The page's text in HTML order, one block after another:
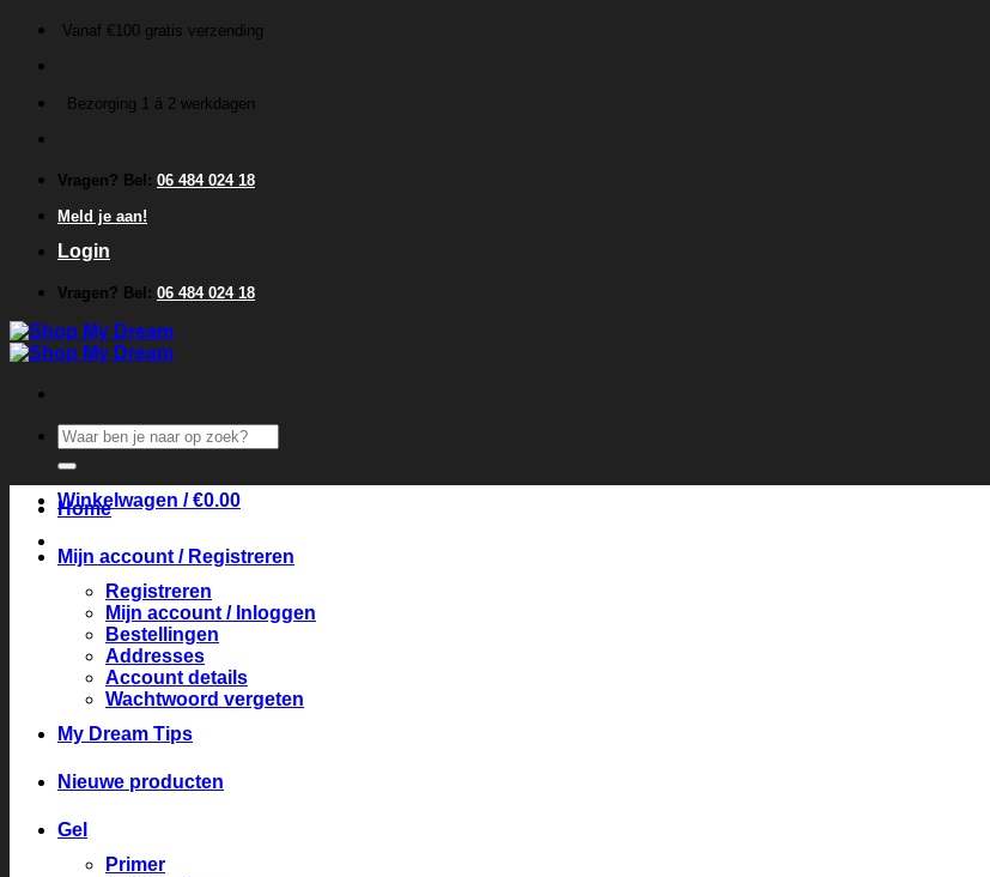
inhoud
Vanaf €100 gratis verzending
Bezorging 1 á 2 werkdagen
Vragen? Bel: 06 484 024 18
Meld je aan!
Login
Vragen? Bel: 06 484 024 18
Zoeken
naar:
Winkelwagen /€0.00
Home
Mijn account / Registreren
Registreren
Mijn account / Inloggen
Bestellingen
Addresses
Account details
Wachtwoord vergeten
My Dream Tips
Nieuwe producten
Gel
Primer